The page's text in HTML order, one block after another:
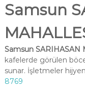
Samsun
Samsun SARIHASAN
kafelerde görülen
sunar. İşletmeler
8769